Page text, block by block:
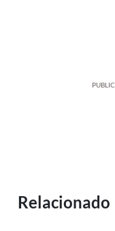
Relacionado